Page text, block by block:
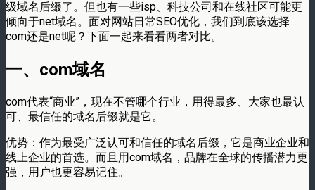
级域名后缀了。但也有一些isp、科技公司和在线社区可能更
倾向于net域名。面对网站日常SEO优化，我们到底该选择
com还是net呢？下面一起来看看两者对比。
一、com域名​
com代表“商业”，现在不管哪个行业，用得最多、大家也最认
可、最信任的域名后缀就是它。​
优势：作为最受广泛认可和信任的域名后缀，它是商业企业和
线上企业的首选。而且用com域名，品牌在全球的传播潜力更
强，用户也更容易记住。​